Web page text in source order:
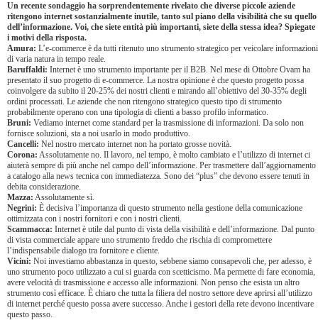
Un recente sondaggio ha sorprendentemente rivelato che diverse piccole aziende
ritengono internet sostanzialmente inutile, tanto sul piano della visibilità che su quello
dell’informazione. Voi, che siete entità più importanti, siete della stessa idea? Spiegate
i motivi della risposta.
Amura: L’e-commerce è da tutti ritenuto uno strumento strategico per veicolare informazioni
di varia natura in tempo reale.
Baruffaldi: Internet è uno strumento importante per il B2B. Nel mese di Ottobre Ovam ha
presentato il suo progetto di e-commerce. La nostra opinione è che questo progetto possa
coinvolgere da subito il 20-25% dei nostri clienti e mirando all’obiettivo del 30-35% degli
ordini processati. Le aziende che non ritengono strategico questo tipo di strumento
probabilmente operano con una tipologia di clienti a basso profilo informatico.
Bruni: Vediamo internet come standard per la trasmissione di informazioni. Da solo non
fornisce soluzioni, sta a noi usarlo in modo produttivo.
Cancelli: Nel nostro mercato internet non ha portato grosse novità.
Corona: Assolutamente no. Il lavoro, nel tempo, è molto cambiato e l’utilizzo di internet ci
aiuterà sempre di più anche nel campo dell’informazione. Per trasmettere dall’aggiornamento
a catalogo alla news tecnica con immediatezza. Sono dei “plus” che devono essere tenuti in
debita considerazione.
Mazza: Assolutamente sì.
Negrini: È decisiva l’importanza di questo strumento nella gestione della comunicazione
ottimizzata con i nostri fornitori e con i nostri clienti.
Scammacca: Internet è utile dal punto di vista della visibilità e dell’informazione. Dal punto
di vista commerciale appare uno strumento freddo che rischia di compromettere
l’indispensabile dialogo tra fornitore e cliente.
Vicini: Noi investiamo abbastanza in questo, sebbene siamo consapevoli che, per adesso, è
uno strumento poco utilizzato a cui si guarda con scetticismo. Ma permette di fare economia,
avere velocità di trasmissione e accesso alle informazioni. Non penso che esista un altro
strumento così efficace. È chiaro che tutta la filiera del nostro settore deve aprirsi all’utilizzo
di internet perché questo possa avere successo. Anche i gestori della rete devono incentivare
questo passo.